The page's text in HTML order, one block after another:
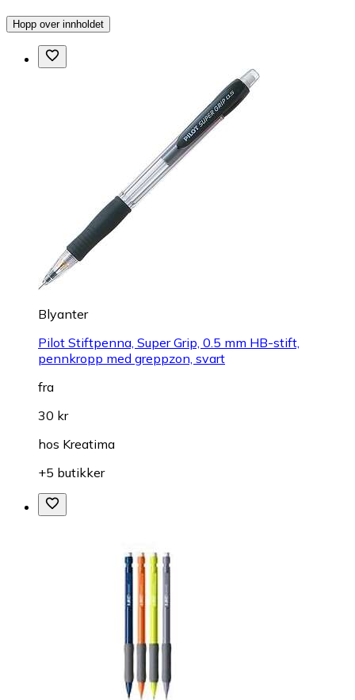
Hopp over innholdet
Blyanter
Pilot Stiftpenna, Super Grip, 0.5 mm HB-stift,
pennkropp med greppzon, svart
fra
30 kr
hos Kreatima
+5 butikker